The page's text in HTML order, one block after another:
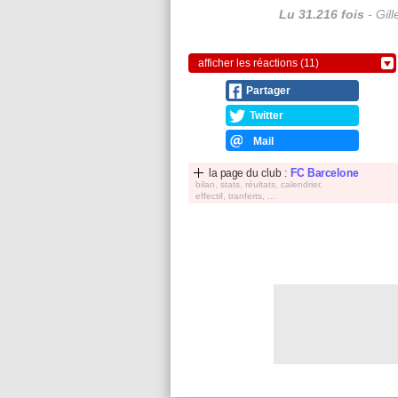
Lu 31.216 fois -
afficher les réactions (11)
Partager
Twitter
Mail
la page du club : FC Barcelone
bilan, stats, réultats, calendrier,
effectif, tranferts, ...